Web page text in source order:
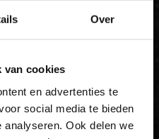
Over
van cookies
en advertenties te
social media te bieden
Ook delen we